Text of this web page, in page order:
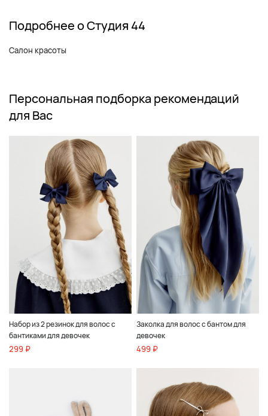
Подробнее о Студия 44
Салон красоты
Персональная подборка рекомендаций
для Вас
Набор из 2 резинок для волос с
бантиками для девочек
299 ₽
Заколка для волос с бантом для
девочек
499 ₽